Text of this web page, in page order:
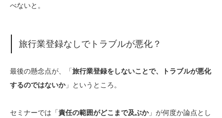
べないと。
旅行業登録なしでトラブルが悪化？
最後の懸念点が、「旅行業登録をしないことで、トラブルが悪化
するのではないか」というところ。
セミナーでは「責任の範囲がどこまで及ぶか」が何度か論点とし